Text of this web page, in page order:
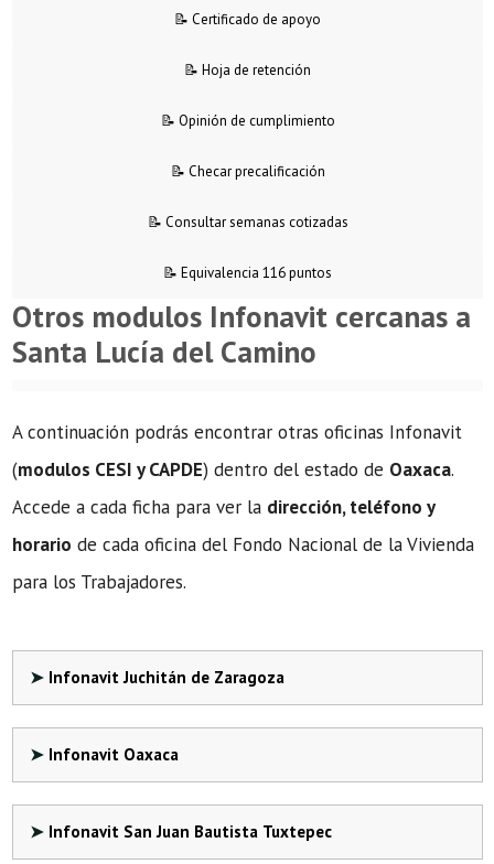
📝 Certificado de apoyo
📝 Hoja de retención
📝 Opinión de cumplimiento
📝 Checar precalificación
📝 Consultar semanas cotizadas
📝 Equivalencia 116 puntos
Otros modulos Infonavit cercanas a
Santa Lucía del Camino
A continuación podrás encontrar otras oficinas Infonavit
(modulos CESI y CAPDE) dentro del estado de Oaxaca.
Accede a cada ficha para ver la dirección, teléfono y
horario de cada oficina del Fondo Nacional de la Vivienda
para los Trabajadores.
Infonavit Juchitán de Zaragoza
Infonavit Oaxaca
Infonavit San Juan Bautista Tuxtepec